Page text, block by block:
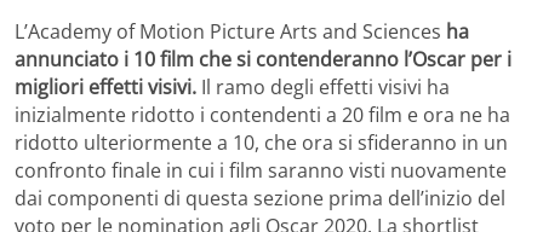
L’Academy of Motion Picture Arts and Sciences ha
annunciato i 10 film che si contenderanno l’Oscar per i
migliori effetti visivi. Il ramo degli effetti visivi ha
inizialmente ridotto i contendenti a 20 film e ora ne ha
ridotto ulteriormente a 10, che ora si sfideranno in un
confronto finale in cui i film saranno visti nuovamente
dai componenti di questa sezione prima dell’inizio del
voto per le nomination agli Oscar 2020. La shortlist